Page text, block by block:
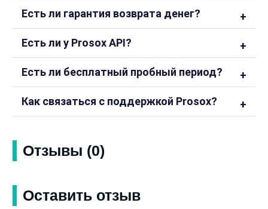
Есть ли гарантия возврата денег?
Есть ли у Prosox API?
Есть ли бесплатный пробный период?
Как связаться с поддержкой Prosox?
Отзывы (0)
Оставить отзыв